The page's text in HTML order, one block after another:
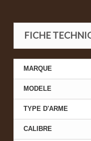
FICHE
MARQUE
MODELE
TYPE D'ARME
CALIBRE